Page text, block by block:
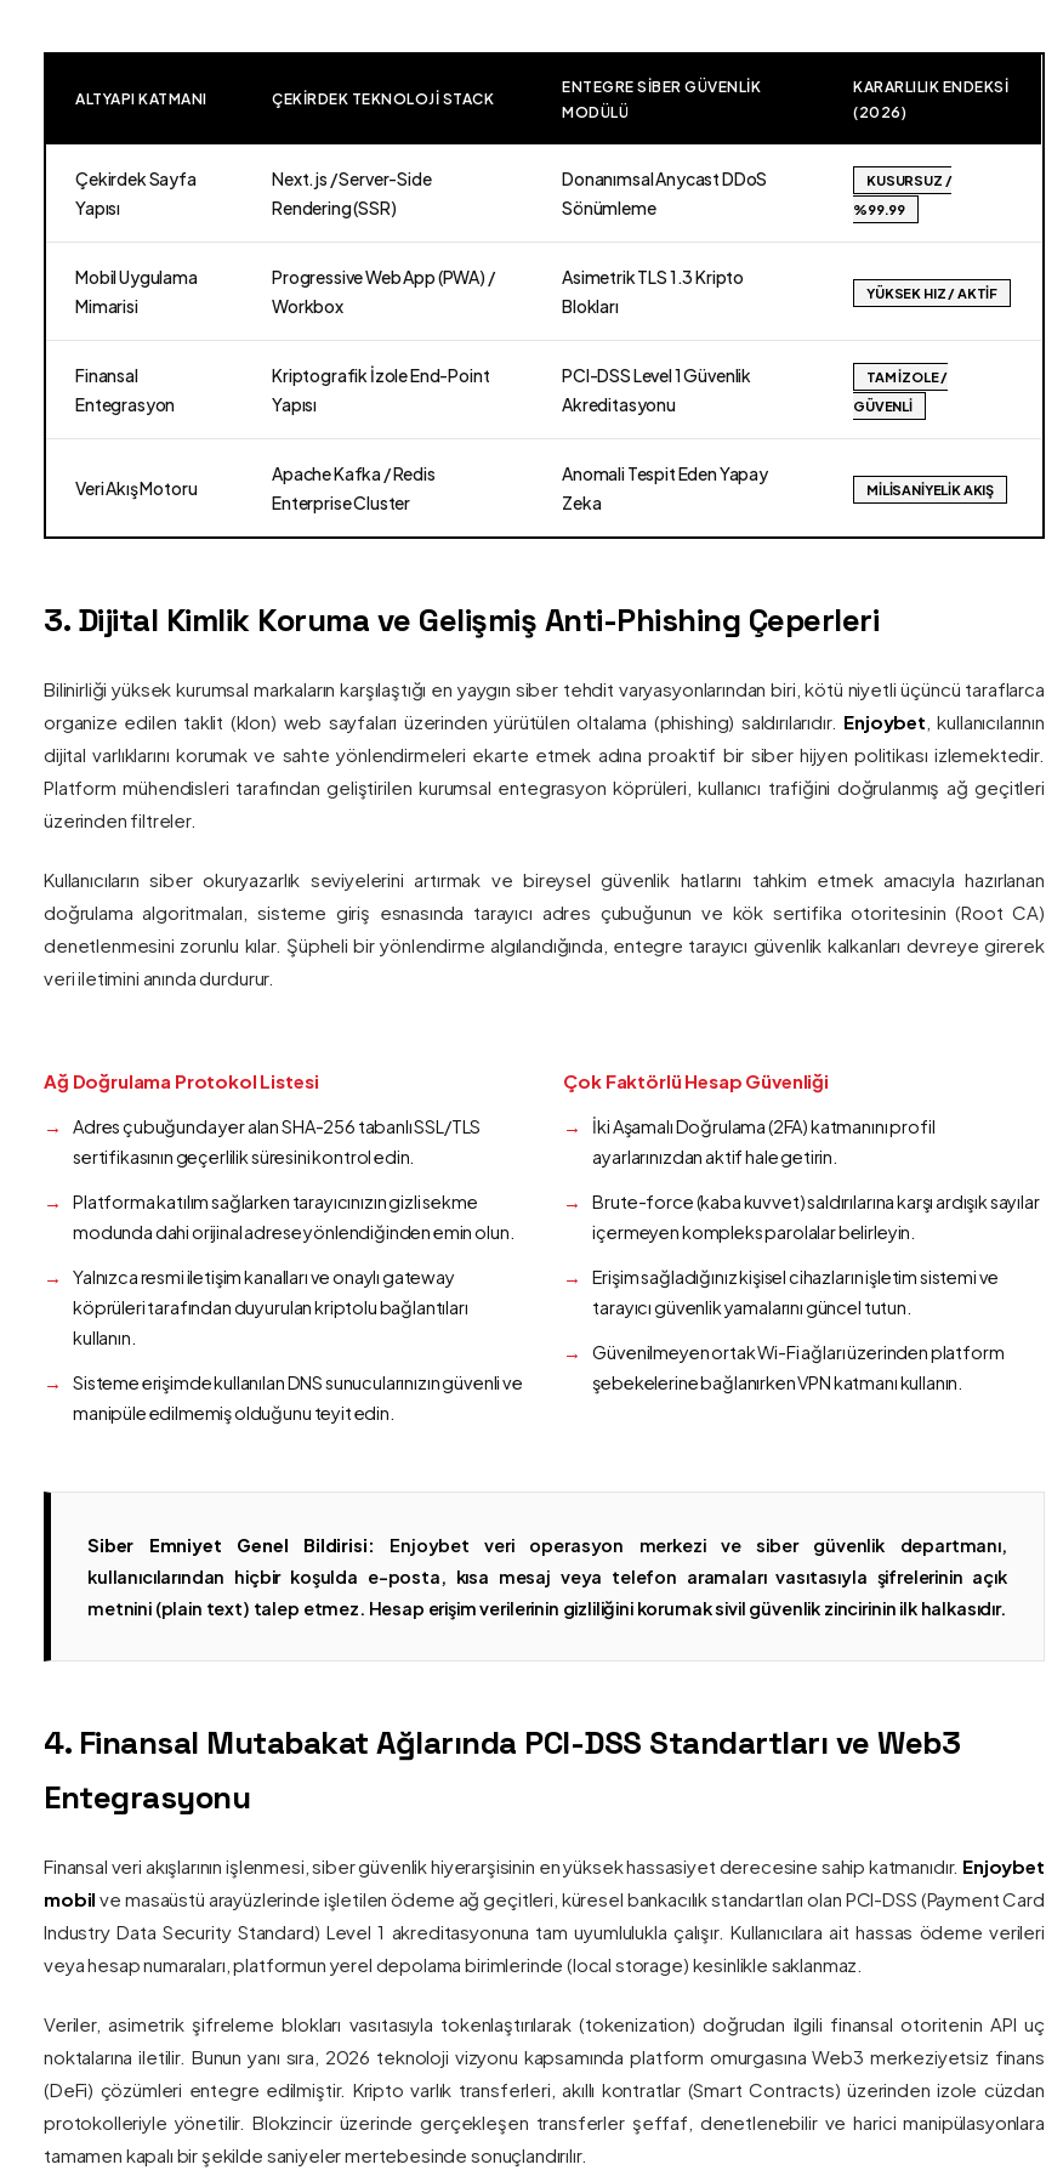
ALTYAPI KATMANI ÇEKIRDEK TEKNOLOJI STACK
ENTEGRE SIBER GÜVENLIK
MODÜLÜ
KARARLILIK ENDEKSI
(2026)
Çekirdek Sayfa
Yapısı
Next.js / Server-Side
Rendering (SSR)
Donanımsal Anycast DDoS
Sönümleme
KUSURSUZ /
%99.99
Mobil Uygulama
Mimarisi
Progressive Web App (PWA) /
Workbox
Asimetrik TLS 1.3 Kripto
Blokları
YÜKSEK HIZ / AKTIF
Finansal
Entegrasyon
Kriptografik İzole End-Point
Yapısı
PCI-DSS Level 1 Güvenlik
Akreditasyonu
TAM İZOLE /
GÜVENLI
Veri Akış Motoru
Apache Kafka / Redis
Enterprise Cluster
Anomali Tespit Eden Yapay
Zeka
MILISANIYELIK AKIŞ
3. Dijital Kimlik Koruma ve Gelişmiş Anti-Phishing Çeperleri
Bilinirliği yüksek kurumsal markaların karşılaştığı en yaygın siber tehdit varyasyonlarından biri, kötü niyetli üçüncü taraflarca
organize edilen taklit (klon) web sayfaları üzerinden yürütülen oltalama (phishing) saldırılarıdır. Enjoybet , kullanıcılarının
dijital varlıklarını korumak ve sahte yönlendirmeleri ekarte etmek adına proaktif bir siber hijyen politikası izlemektedir.
Platform mühendisleri tarafından geliştirilen kurumsal entegrasyon köprüleri, kullanıcı trafiğini doğrulanmış ağ geçitleri
üzerinden filtreler.
Kullanıcıların siber okuryazarlık seviyelerini artırmak ve bireysel güvenlik hatlarını tahkim etmek amacıyla hazırlanan
doğrulama algoritmaları, sisteme giriş esnasında tarayıcı adres çubuğunun ve kök sertifika otoritesinin (Root CA)
denetlenmesini zorunlu kılar. Şüpheli bir yönlendirme algılandığında, entegre tarayıcı güvenlik kalkanları devreye girerek
veri iletimini anında durdurur.
Ağ Doğrulama Protokol Listesi
Adres çubuğunda yer alan SHA-256 tabanlı SSL/TLS
sertifikasının geçerlilik süresini kontrol edin.
Platforma katılım sağlarken tarayıcınızın gizli sekme
modunda dahi orijinal adrese yönlendiğinden emin olun.
Yalnızca resmi iletişim kanalları ve onaylı gateway
köprüleri tarafından duyurulan kriptolu bağlantıları
kullanın.
Sisteme erişimde kullanılan DNS sunucularınızın güvenli ve
manipüle edilmemiş olduğunu teyit edin.
Çok Faktörlü Hesap Güvenliği
İki Aşamalı Doğrulama (2FA) katmanını profil
ayarlarınızdan aktif hale getirin.
Brute-force (kaba kuvvet) saldırılarına karşı ardışık sayılar
içermeyen kompleks parolalar belirleyin.
Erişim sağladığınız kişisel cihazların işletim sistemi ve
tarayıcı güvenlik yamalarını güncel tutun.
Güvenilmeyen ortak Wi-Fi ağları üzerinden platform
şebekelerine bağlanırken VPN katmanı kullanın.
Siber Emniyet Genel Bildirisi: Enjoybet veri operasyon merkezi ve siber güvenlik departmanı,
kullanıcılarından hiçbir koşulda e-posta, kısa mesaj veya telefon aramaları vasıtasıyla şifrelerinin açık
metnini (plain text) talep etmez. Hesap erişim verilerinin gizliliğini korumak sivil güvenlik zincirinin ilk halkasıdır.
4. Finansal Mutabakat Ağlarında PCI-DSS Standartları ve Web3
Entegrasyonu
Finansal veri akışlarının işlenmesi, siber güvenlik hiyerarşisinin en yüksek hassasiyet derecesine sahip katmanıdır. Enjoybet
mobil ve masaüstü arayüzlerinde işletilen ödeme ağ geçitleri, küresel bankacılık standartları olan PCI-DSS (Payment Card
Industry Data Security Standard) Level 1 akreditasyonuna tam uyumlulukla çalışır. Kullanıcılara ait hassas ödeme verileri
veya hesap numaraları, platformun yerel depolama birimlerinde (local storage) kesinlikle saklanmaz.
Veriler, asimetrik şifreleme blokları vasıtasıyla tokenlaştırılarak (tokenization) doğrudan ilgili finansal otoritenin API uç
noktalarına iletilir. Bunun yanı sıra, 2026 teknoloji vizyonu kapsamında platform omurgasına Web3 merkeziyetsiz finans
(DeFi) çözümleri entegre edilmiştir. Kripto varlık transferleri, akıllı kontratlar (Smart Contracts) üzerinden izole cüzdan
protokolleriyle yönetilir. Blokzincir üzerinde gerçekleşen transferler şeffaf, denetlenebilir ve harici manipülasyonlara
tamamen kapalı bir şekilde saniyeler mertebesinde sonuçlandırılır.